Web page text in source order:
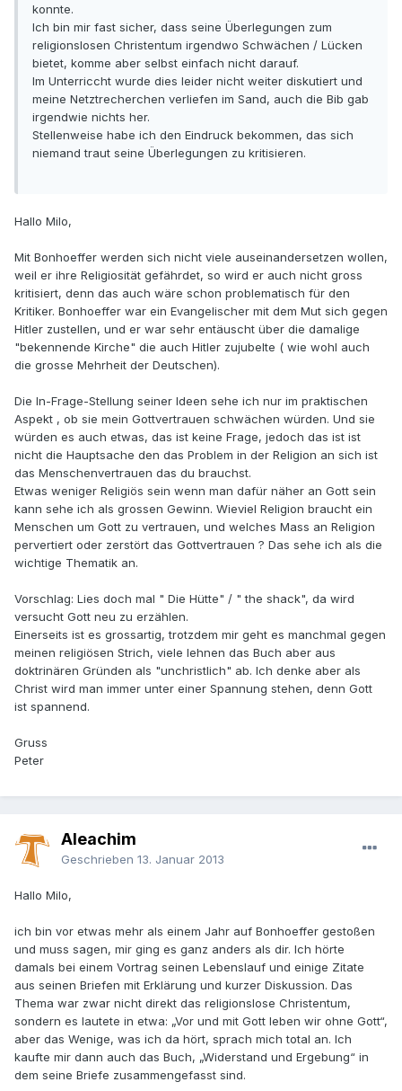
konnte.
Ich bin mir fast sicher, dass seine Überlegungen zum
religionslosen Christentum irgendwo Schwächen / Lücken
bietet, komme aber selbst einfach nicht darauf.
Im Unterriccht wurde dies leider nicht weiter diskutiert und
meine Netztrecherchen verliefen im Sand, auch die Bib gab
irgendwie nichts her.
Stellenweise habe ich den Eindruck bekommen, das sich
niemand traut seine Überlegungen zu kritisieren.
Hallo Milo,
Mit Bonhoeffer werden sich nicht viele auseinandersetzen wollen,
weil er ihre Religiosität gefährdet, so wird er auch nicht gross
kritisiert, denn das auch wäre schon problematisch für den
Kritiker. Bonhoeffer war ein Evangelischer mit dem Mut sich gegen
Hitler zustellen, und er war sehr entäuscht über die damalige
"bekennende Kirche" die auch Hitler zujubelte ( wie wohl auch
die grosse Mehrheit der Deutschen).
Die In-Frage-Stellung seiner Ideen sehe ich nur im praktischen
Aspekt , ob sie mein Gottvertrauen schwächen würden. Und sie
würden es auch etwas, das ist keine Frage, jedoch das ist ist
nicht die Hauptsache den das Problem in der Religion an sich ist
das Menschenvertrauen das du brauchst.
Etwas weniger Religiös sein wenn man dafür näher an Gott sein
kann sehe ich als grossen Gewinn. Wieviel Religion braucht ein
Menschen um Gott zu vertrauen, und welches Mass an Religion
pervertiert oder zerstört das Gottvertrauen ? Das sehe ich als die
wichtige Thematik an.
Vorschlag: Lies doch mal " Die Hütte" / " the shack", da wird
versucht Gott neu zu erzählen.
Einerseits ist es grossartig, trotzdem mir geht es manchmal gegen
meinen religiösen Strich, viele lehnen das Buch aber aus
doktrinären Gründen als "unchristlich" ab. Ich denke aber als
Christ wird man immer unter einer Spannung stehen, denn Gott
ist spannend.
Gruss
Peter
Aleachim
Geschrieben 13. Januar 2013
Hallo Milo,
ich bin vor etwas mehr als einem Jahr auf Bonhoeffer gestoßen
und muss sagen, mir ging es ganz anders als dir. Ich hörte
damals bei einem Vortrag seinen Lebenslauf und einige Zitate
aus seinen Briefen mit Erklärung und kurzer Diskussion. Das
Thema war zwar nicht direkt das religionslose Christentum,
sondern es lautete in etwa: „Vor und mit Gott leben wir ohne Gott“,
aber das Wenige, was ich da hört, sprach mich total an. Ich
kaufte mir dann auch das Buch, „Widerstand und Ergebung“ in
dem seine Briefe zusammengefasst sind.